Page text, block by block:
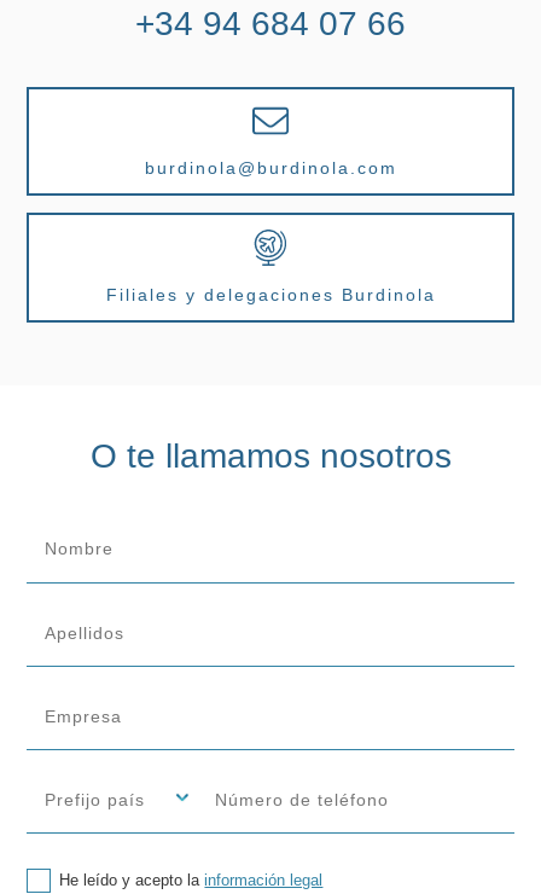
+34 94 684 07 66
burdinola@burdinola.com
Filiales y delegaciones Burdinola
O te llamamos nosotros
He leído y acepto lainformación legal